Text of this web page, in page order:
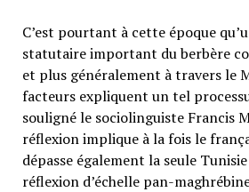
C’est pourtant à cette époque
statutaire important du berbère
et plus généralement à travers le
facteurs expliquent un tel
souligné le sociolinguiste Francis
réflexion implique à la fois le
dépasse également la seule
réflexion d’échelle pan-